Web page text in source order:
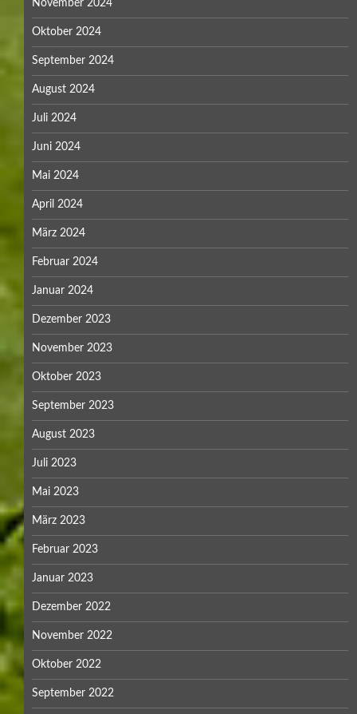
November 2024
Oktober 2024
September 2024
August 2024
Juli 2024
Juni 2024
Mai 2024
April 2024
März 2024
Februar 2024
Januar 2024
Dezember 2023
November 2023
Oktober 2023
September 2023
August 2023
Juli 2023
Mai 2023
März 2023
Februar 2023
Januar 2023
Dezember 2022
November 2022
Oktober 2022
September 2022